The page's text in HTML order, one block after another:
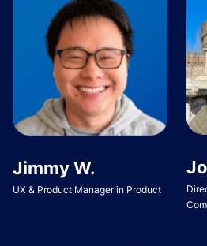
Jimmy W.
UX & Product Manager in Product